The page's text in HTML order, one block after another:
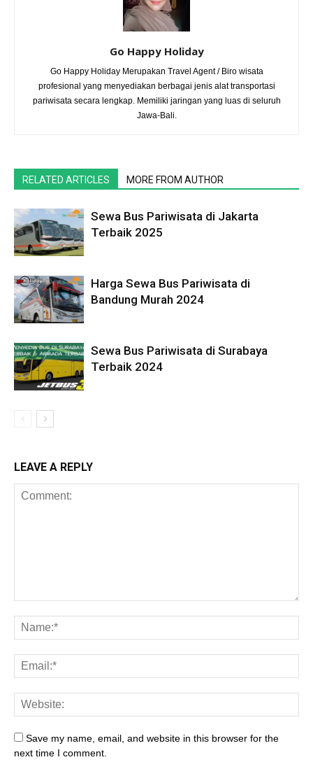
Go Happy Holiday
Go Happy Holiday Merupakan Travel Agent / Biro wisata
profesional yang menyediakan berbagai jenis alat transportasi
pariwisata secara lengkap. Memiliki jaringan yang luas di seluruh
Jawa-Bali.
RELATED ARTICLES MORE FROM AUTHOR
Sewa Bus Pariwisata di Jakarta
Terbaik 2025
Harga Sewa Bus Pariwisata di
Bandung Murah 2024
Sewa Bus Pariwisata di Surabaya
Terbaik 2024
LEAVE A REPLY
Save my name, email, and website in this browser for the
next time I comment.